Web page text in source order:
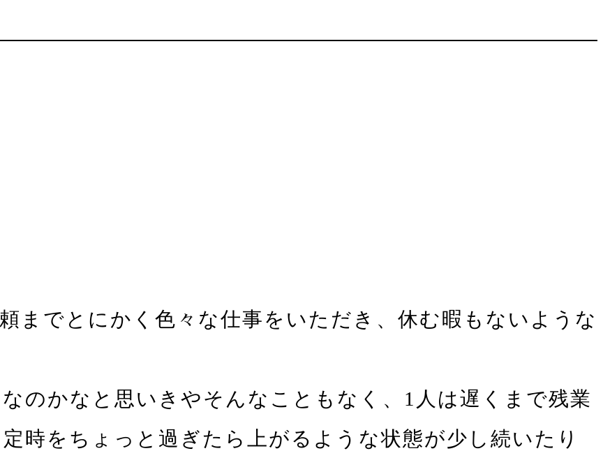
までとにかく色々な仕事をいただき、休む暇もないような
のかなと思いきやそんなこともなく、1人は遅くまで残業
時をちょっと過ぎたら上がるような状態が少し続いたり